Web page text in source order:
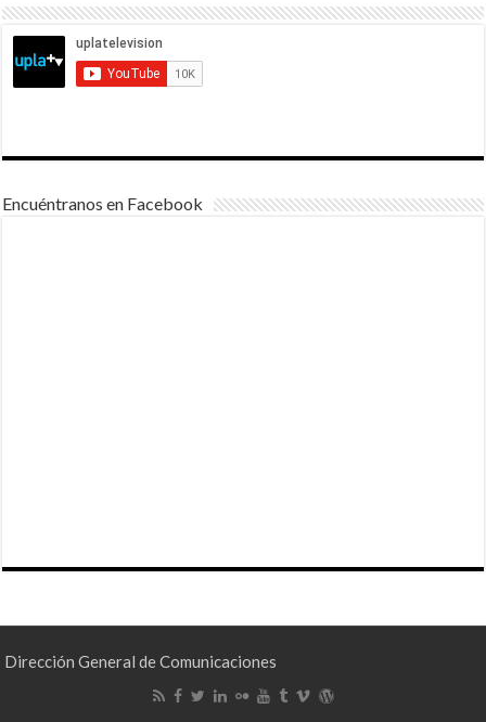
Encuéntranos en Facebook
Dirección General de Comunicaciones